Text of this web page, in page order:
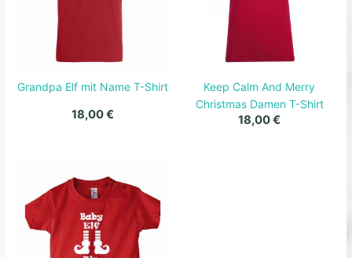
Grandpa Elf mit Name T-Shirt
18,00€
Keep Calm And Merry
Christmas Damen T-Shirt
18,00€